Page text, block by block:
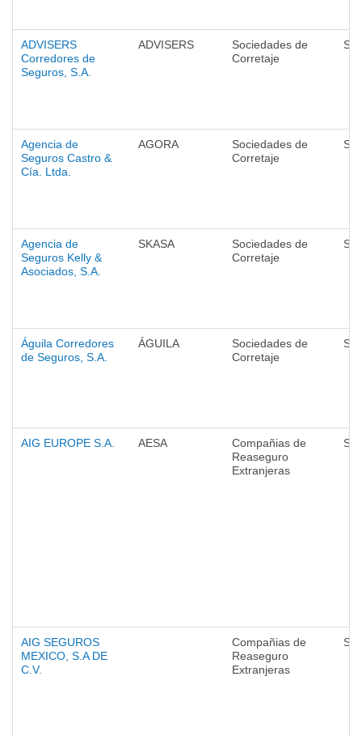
ADVISERS
Corredores de
Seguros, S.A.
ADVISERS
Sociedades de
Corretaje
Agencia de
Seguros Castro &
Cía. Ltda.
AGORA
Sociedades de
Corretaje
Agencia de
Seguros Kelly &
Asociados, S.A.
SKASA
Sociedades de
Corretaje
Águila Corredores
de Seguros, S.A.
ÁGUILA
Sociedades de
Corretaje
AIG EUROPE S.A. AESA
Compañias de
Reaseguro
Extranjeras
AIG SEGUROS
MEXICO, S.A DE
C.V.
Compañias de
Reaseguro
Extranjeras